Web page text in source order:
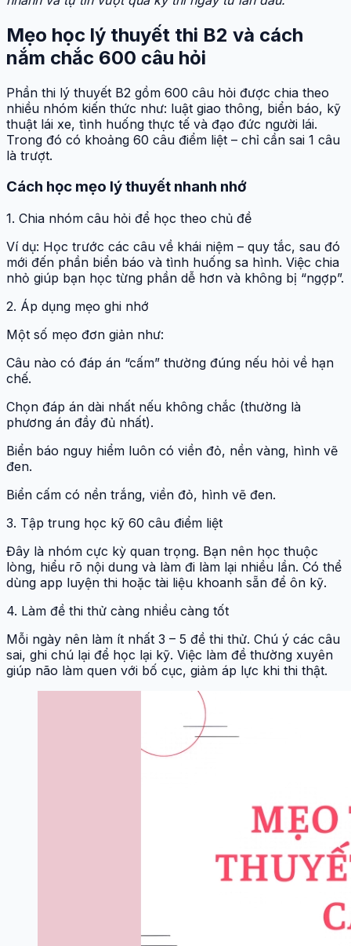
Mẹo học lý thuyết thi B2 và cách
nắm chắc 600 câu hỏi
Phần thi lý thuyết B2 gồm 600 câu hỏi được chia theo
nhiều nhóm kiến thức như: luật giao thông, biển báo, kỹ
thuật lái xe, tình huống thực tế và đạo đức người lái.
Trong đó có khoảng 60 câu điểm liệt – chỉ cần sai 1 câu
là trượt.
Cách học mẹo lý thuyết nhanh nhớ
1. Chia nhóm câu hỏi để học theo chủ đề
Ví dụ: Học trước các câu về khái niệm – quy tắc, sau đó
mới đến phần biển báo và tình huống sa hình. Việc chia
nhỏ giúp bạn học từng phần dễ hơn và không bị “ngợp”.
2. Áp dụng mẹo ghi nhớ
Một số mẹo đơn giản như:
Câu nào có đáp án “cấm” thường đúng nếu hỏi về hạn
chế.
Chọn đáp án dài nhất nếu không chắc (thường là
phương án đầy đủ nhất).
Biển báo nguy hiểm luôn có viền đỏ, nền vàng, hình vẽ
đen.
Biển cấm có nền trắng, viền đỏ, hình vẽ đen.
3. Tập trung học kỹ 60 câu điểm liệt
Đây là nhóm cực kỳ quan trọng. Bạn nên học thuộc
lòng, hiểu rõ nội dung và làm đi làm lại nhiều lần. Có thể
dùng app luyện thi hoặc tài liệu khoanh sẵn để ôn kỹ.
4. Làm đề thi thử càng nhiều càng tốt
Mỗi ngày nên làm ít nhất 3 – 5 đề thi thử. Chú ý các câu
sai, ghi chú lại để học lại kỹ. Việc làm đề thường xuyên
giúp não làm quen với bố cục, giảm áp lực khi thi thật.